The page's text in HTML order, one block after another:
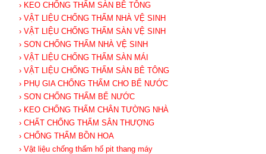
› KEO CHỐNG THẤM SÀN BÊ TÔNG
› VẬT LIỆU CHỐNG THẤM NHÀ VỆ SINH
› VẬT LIỆU CHỐNG THẤM SÀN VỆ SINH
› SƠN CHỐNG THẤM NHÀ VỆ SINH
› VẬT LIỆU CHỐNG THẤM SÀN MÁI
› VẬT LIỆU CHỐNG THẤM SÀN BÊ TÔNG
› PHỤ GIA CHỐNG THẤM CHO BỂ NƯỚC
› SƠN CHỐNG THẤM BỂ NƯỚC
› KEO CHỐNG THẤM CHÂN TƯỜNG NHÀ
› CHẤT CHỐNG THẤM SÂN THƯỢNG
› CHỐNG THẤM BỒN HOA
› Vật liệu chống thấm hố pit thang máy